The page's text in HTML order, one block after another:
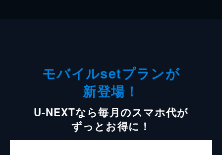
モバイルsetプランが
新登場！
U-NEXTなら毎月のスマホ代が
ずっとお得に！